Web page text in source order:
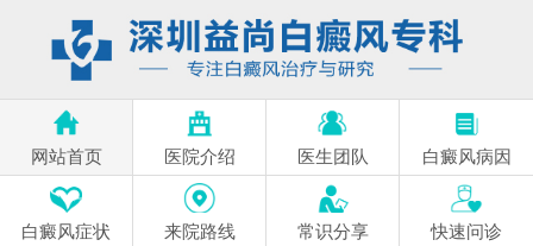
网站首页 医院介绍 医生团队 白癜风病因
白癜风症状 来院路线 常识分享 快速问诊